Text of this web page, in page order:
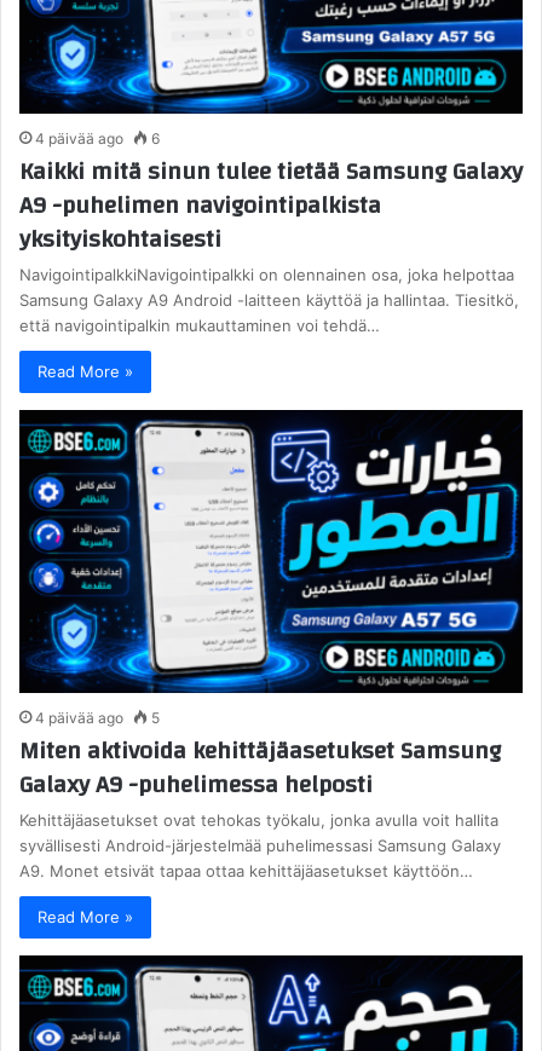
4 päivää ago 6
Kaikki mitä sinun tulee tietää Samsung Galaxy
A9 -puhelimen navigointipalkista
yksityiskohtaisesti
NavigointipalkkiNavigointipalkki on olennainen osa, joka helpottaa
Samsung Galaxy A9 Android -laitteen käyttöä ja hallintaa. Tiesitkö,
että navigointipalkin mukauttaminen voi tehdä…
Read More »
4 päivää ago 5
Miten aktivoida kehittäjäasetukset Samsung
Galaxy A9 -puhelimessa helposti
Kehittäjäasetukset ovat tehokas työkalu, jonka avulla voit hallita
syvällisesti Android-järjestelmää puhelimessasi Samsung Galaxy
A9. Monet etsivät tapaa ottaa kehittäjäasetukset käyttöön…
Read More »